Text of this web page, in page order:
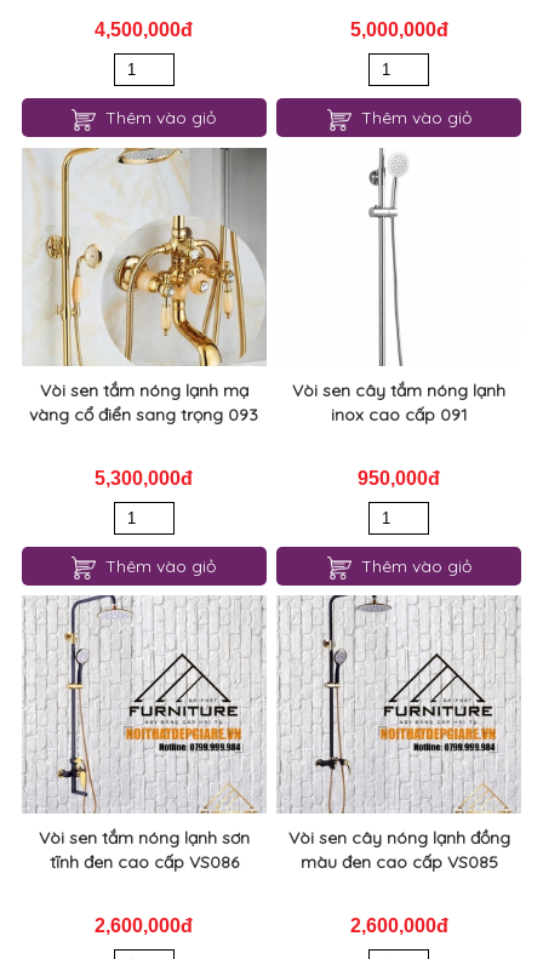
4,500,000đ
Thêm vào giỏ
5,000,000đ
Thêm vào giỏ
Vòi sen tắm nóng lạnh mạ
vàng cổ điển sang trọng 093
5,300,000đ
Thêm vào giỏ
Vòi sen cây tắm nóng lạnh
inox cao cấp 091
950,000đ
Thêm vào giỏ
Vòi sen tắm nóng lạnh sơn
tĩnh đen cao cấp VS086
2,600,000đ
Vòi sen cây nóng lạnh đồng
màu đen cao cấp VS085
2,600,000đ